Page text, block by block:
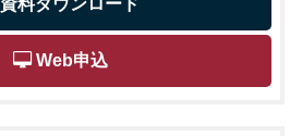
資料ダウンロード
Web申込